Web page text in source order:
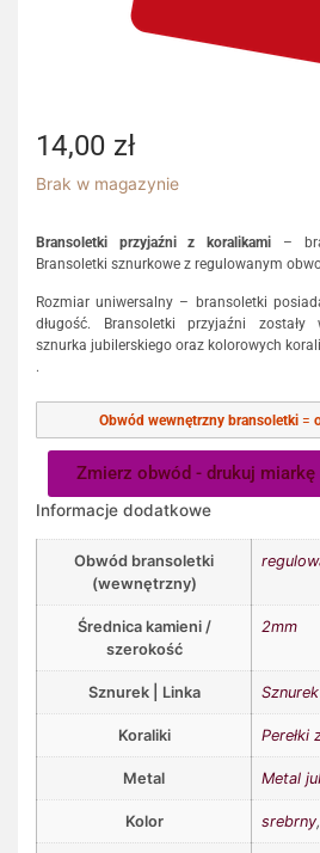
14,00 zł
Brak w magazynie
Bransoletki przyjaźni z koralikami –
Bransoletki sznurkowe z regulowanym
Rozmiar uniwersalny – bransoletki
długość. Bransoletki przyjaźni zostały
sznurka jubilerskiego oraz kolorowych
.
Obwód wewnętrzny bransoletki =
Zmierz obwód - drukuj miarkę
Informacje dodatkowe
Obwód bransoletki
(wewnętrzny)
Średnica kamieni /
szerokość
2mm
Sznurek | Linka
Koraliki Perełki
Metal Metal
Kolor srebrny,